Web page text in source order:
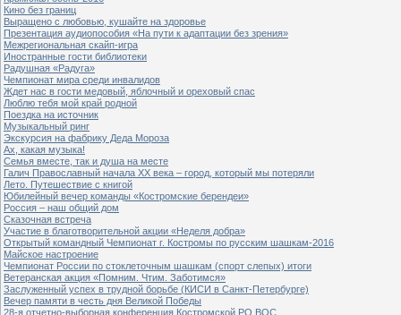
Кино без границ
Выращено с любовью, кушайте на здоровье
Презентация аудиопособия «На пути к адаптации без зрения»
Межрегиональная скайп-игра
Иностранные гости библиотеки
Радушная «Радуга»
Чемпионат мира среди инвалидов
Ждет нас в гости медовый, яблочный и ореховый спас
Люблю тебя мой край родной
Поездка на источник
Музыкальный ринг
Экскурсия на фабрику Деда Мороза
Ах, какая музыка!
Семья вместе, так и душа на месте
Галич Православный начала ХХ века – город, который мы потеряли
Лето. Путешествие с книгой
Юбилейный вечер команды «Костромские берендеи»
Россия – наш общий дом
Сказочная встреча
Участие в благотворительной акции «Неделя добра»
Открытый командный Чемпионат г. Костромы по русским шашкам-2016
Майское настроение
Чемпионат России по стоклеточным шашкам (спорт слепых) итоги
Ветеранская акция «Помним. Чтим. Заботимся»
Заслуженный успех в трудной борьбе (КИСИ в Санкт-Петербурге)
Вечер памяти в честь дня Великой Победы
28-я отчетно-выборная конференция Костромской РО ВОС